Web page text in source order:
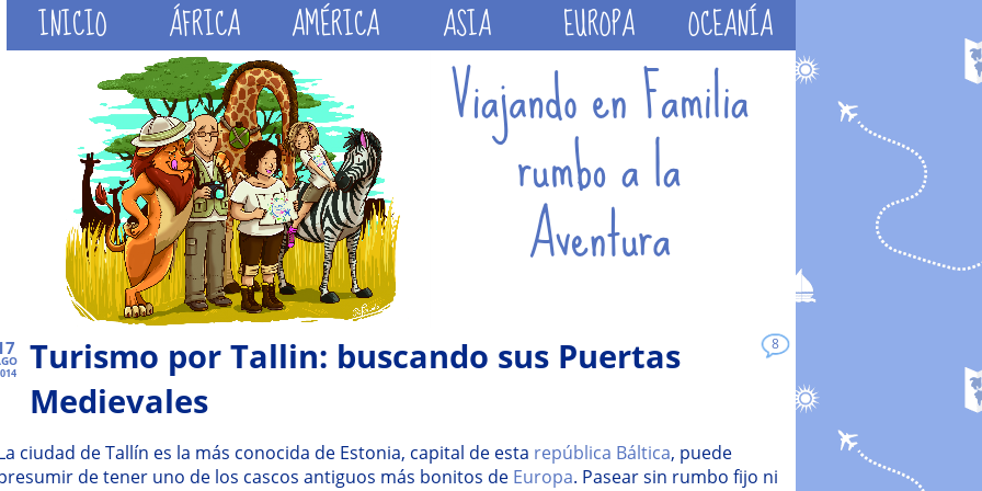
INICIO ÁFRICA AMÉRICA ASIA EUROPA OCEANÍA
8
Turismo por Tallin: buscando sus Puertas
Medievales
ciudad de Tallín es la más conocida de Estonia, capital de esta república Báltica, puede
de tener uno de los cascos antiguos más bonitos de Europa. Pasear sin rumbo fijo ni